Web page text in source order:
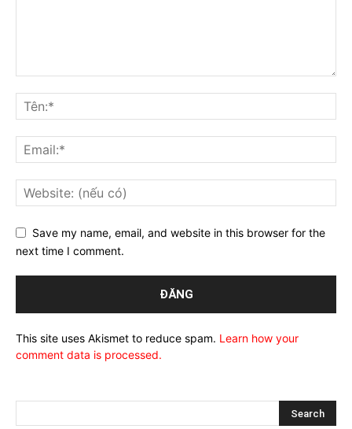
Save my name, email, and website in this browser for the
next time I comment.
This site uses Akismet to reduce spam. Learn how your
comment data is processed.